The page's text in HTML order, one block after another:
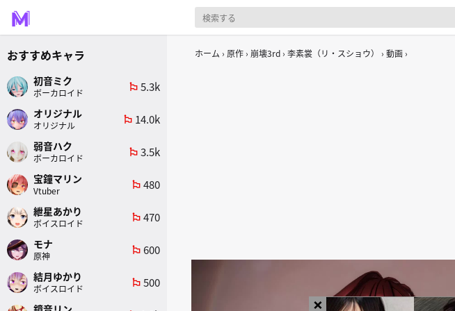
ホーム 原作 崩壊3rd 李素裳（リ・スショウ） 動画
×
おすすめキャラ
初音ミク
ボーカロイド
emoji_flags 5.3k
オリジナル
オリジナル
emoji_flags 14.0k
弱音ハク
ボーカロイド
emoji_flags 3.5k
宝鐘マリン
Vtuber
emoji_flags 480
紲星あかり
ボイスロイド
emoji_flags 470
モナ
原神
emoji_flags 600
結月ゆかり
ボイスロイド
emoji_flags 500